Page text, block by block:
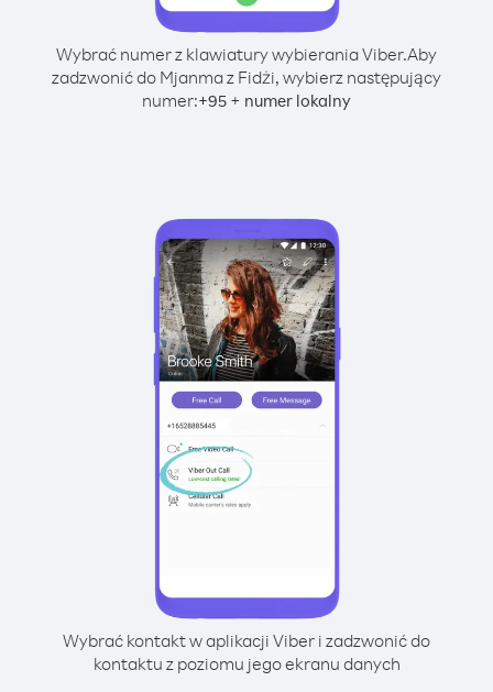
Wybrać numer z klawiatury wybierania Viber.Aby
zadzwonić do Mjanma z Fidżi, wybierz następujący
numer:+95 + numer lokalny
Wybrać kontakt w aplikacji Viber i zadzwonić do
kontaktu z poziomu jego ekranu danych